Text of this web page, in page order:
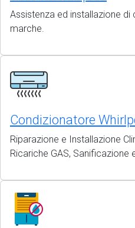
Assistenza ed installazione
marche.
Condizionatore
Riparazione e Installazione
Ricariche GAS,